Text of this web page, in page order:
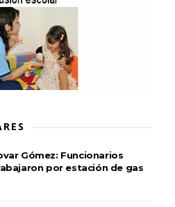
Gómez: Funcionarios
por estación de gas